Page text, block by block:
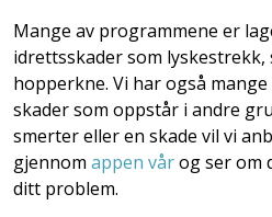
Mange av programmene er
idrettsskader som
hopperkne. Vi har også
skader som oppstår i andre
smerter eller en skade vil vi
gjennom appen vårog ser om
ditt problem.